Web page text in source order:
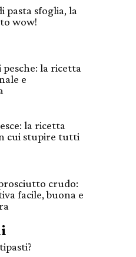
pasta sfoglia, la
wow!
pesche: la ricetta
e
la ricetta
cui stupire tutti
crudo:
facile, buona e